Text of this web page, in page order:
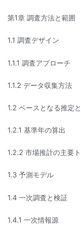
第1章 調査方法と範囲
1.1 調査デザイン
1.1.1 調査アプローチ
1.1.2 データ収集方法
1.2 ベースとなる推定
1.2.1 基準年の算出
1.2.2 市場推計の主要
1.3 予測モデル
1.4 一次調査と検証
1.4.1 一次情報源